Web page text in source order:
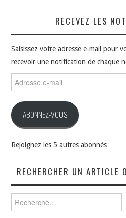
RECEVEZ LES
Saisissez votre adresse e-mail pour
recevoir une notification de chaque
e-
ABONNEZ-VOUS
Rejoignez les 5 autres abonnés
RECHERCHER UN ARTICLE